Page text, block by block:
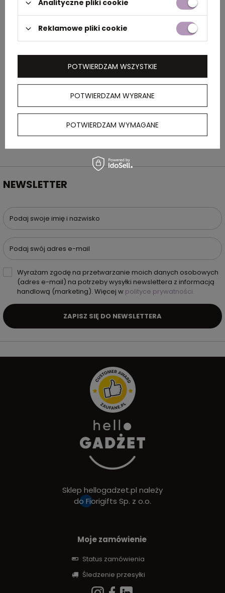
OPIS
Torba IWA stanowi esencję prostoty i
elegancji w wydaniu eko. Posiada jedną
pojemną komorę i zamykanie na zatrzask.
Torba jest wykonana z papieru typu kraft,
inny odcień niż standardowy. Nie przyjmujemy
na to reklamacji.
NEWSLETTER
Podaj swoje imię i nazwisko
Podaj swój adres e-mail
Wyrażam zgodę na przetwarzanie moich danych osobowych
(adres e-mail) na potrzeby wysyłki newslettera z informacją
handlową (marketing). Więcej w polityce prywatności.
ZAPISZ SIĘ DO NEWSLETTERA
Sklep hellogadzet.pl należy
do Fiorigifts Sp. z o.o.
Moje zamówienie
Status zamówienia
Śledzenie przesyłki
Analityczne pliki cookie
Reklamowe pliki cookie
POTWIERDZAM WYBRANE
POTWIERDZAM WYMAGANE
POTWIERDZAM WSZYSTKIE